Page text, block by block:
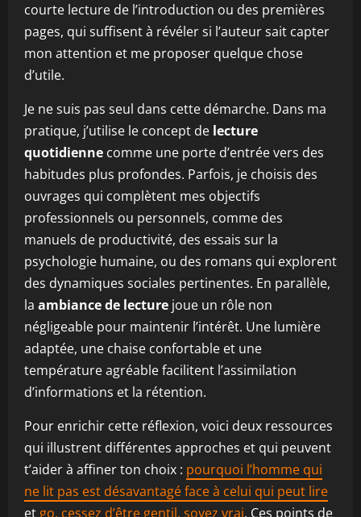
courte lecture de l’introduction ou des premières
pages, qui suffisent à révéler si l’auteur sait capter
mon attention et me proposer quelque chose
d’utile.
Je ne suis pas seul dans cette démarche. Dans ma
pratique, j’utilise le concept de lecture
quotidienne comme une porte d’entrée vers des
habitudes plus profondes. Parfois, je choisis des
ouvrages qui complètent mes objectifs
professionnels ou personnels, comme des
manuels de productivité, des essais sur la
psychologie humaine, ou des romans qui explorent
des dynamiques sociales pertinentes. En parallèle,
la ambiance de lecture joue un rôle non
négligeable pour maintenir l’intérêt. Une lumière
adaptée, une chaise confortable et une
température agréable facilitent l’assimilation
d’informations et la rétention.
Pour enrichir cette réflexion, voici deux ressources
qui illustrent différentes approches et qui peuvent
t’aider à affiner ton choix : pourquoi l’homme qui
ne lit pas est désavantagé face à celui qui peut lire
et go, cessez d’être gentil, soyez vrai. Ces points de